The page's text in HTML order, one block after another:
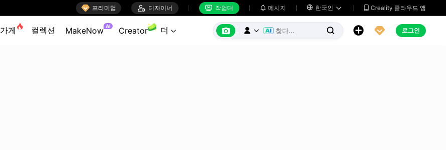
 프리미엄  디자이너  작업대  메시지  한국인   Creality 클라우드 앱
가게  컬렉션 MakeNow AI Creator 더        로그인